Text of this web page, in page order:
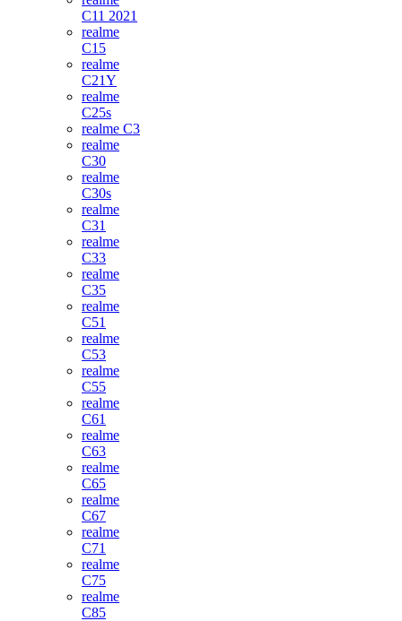
C11 2021
realme
C15
realme
C21Y
realme
C25s
realme C3
realme
C30
realme
C30s
realme
C31
realme
C33
realme
C35
realme
C51
realme
C53
realme
C55
realme
C61
realme
C63
realme
C65
realme
C67
realme
C71
realme
C75
realme
C85